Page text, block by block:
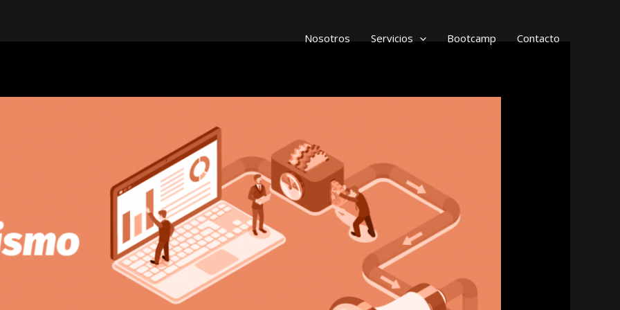
Nosotros Servicios Bootcamp Contacto